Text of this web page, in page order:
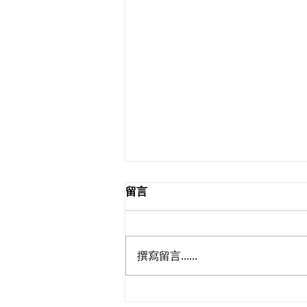
2026.08.02
留言
撰寫留言......